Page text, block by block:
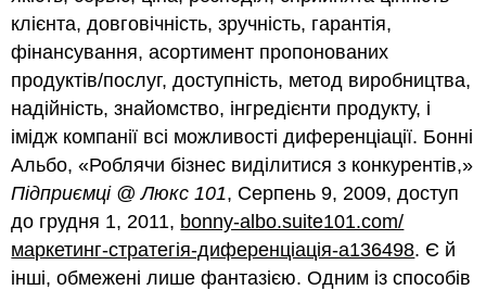
клієнта, довговічність, зручність, гарантія,
фінансування, асортимент пропонованих
продуктів/послуг, доступність, метод виробництва,
надійність, знайомство, інгредієнти продукту, і
імідж компанії всі можливості диференціації. Бонні
Альбо, «Роблячи бізнес виділитися з конкурентів,»
Підприємці @ Люкс 101, Серпень 9, 2009, доступ
до грудня 1, 2011, bonny-albo.suite101.com/
маркетинг-стратегія-диференціація-a136498. Є й
інші, обмежені лише фантазією. Одним із способів